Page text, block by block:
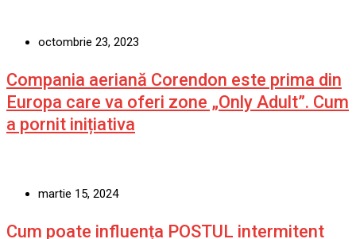
octombrie 23, 2023
Compania aeriană Corendon este prima din
Europa care va oferi zone „Only Adult”. Cum
a pornit inițiativa
martie 15, 2024
Cum poate influența POSTUL intermitent